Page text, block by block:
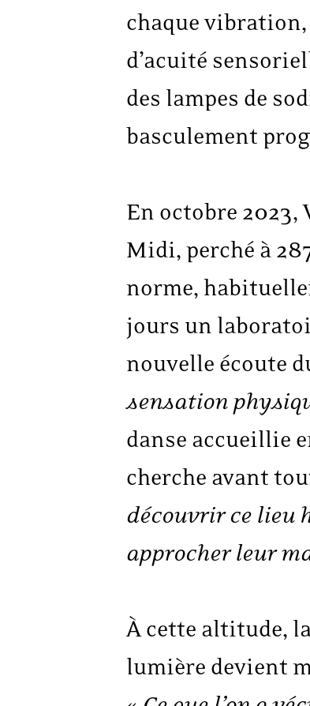
chaque
d’acuité
des lampes de
basculement
En octobre 2023,
Midi, perché à
norme,
jours un
nouvelle écoute
sensation
danse accueillie
cherche avant
découvrir ce lieu
approcher leur
À cette altitude,
lumière devient